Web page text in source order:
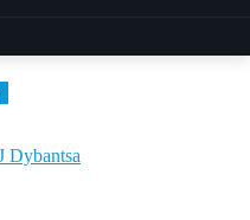
Dybantsa